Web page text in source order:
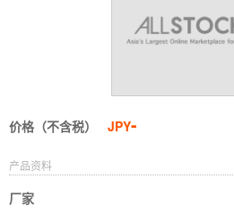
价格（不含税） JPY-
产品资料
厂家